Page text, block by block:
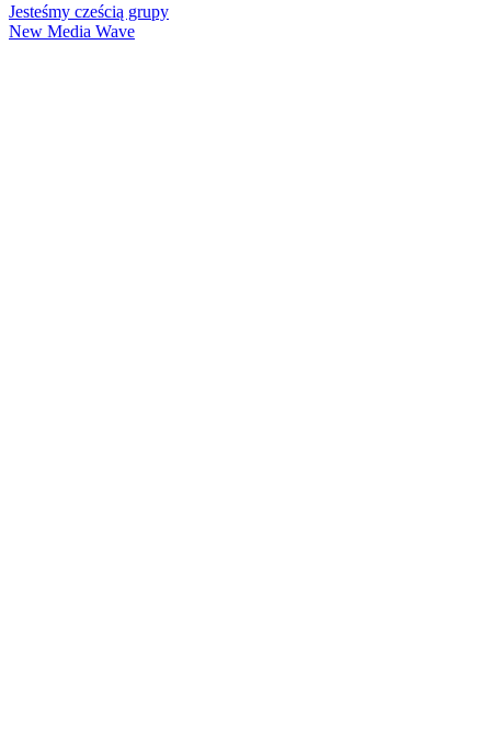
Jesteśmy cześcią grupy
New Media Wave